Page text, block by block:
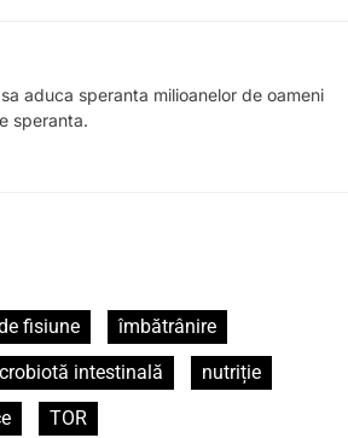
aduca speranta milioanelor de oameni
speranta.
fisiune
îmbătrânire
intestinală
nutriție
TOR